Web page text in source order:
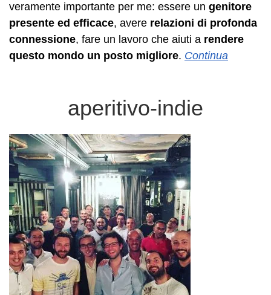
veramente importante per me: essere un genitore
presente ed efficace, avere relazioni di profonda
connessione, fare un lavoro che aiuti a rendere
questo mondo un posto migliore. Continua
aperitivo-indie